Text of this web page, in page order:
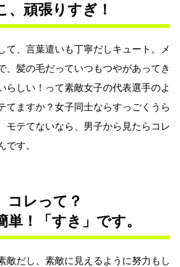
、頑張りすぎ！
て、言葉遣いも丁寧だしキュート。メ
、髪の毛だっていつもつやがあってき
らしい！って素敵女子の代表選手のよ
てますか？女子同士ならすっごくうら
モテてないなら、男子から見たらコレ
です。
コレって？
単！「すき」です。
敵だし、素敵に見えるように努力もし